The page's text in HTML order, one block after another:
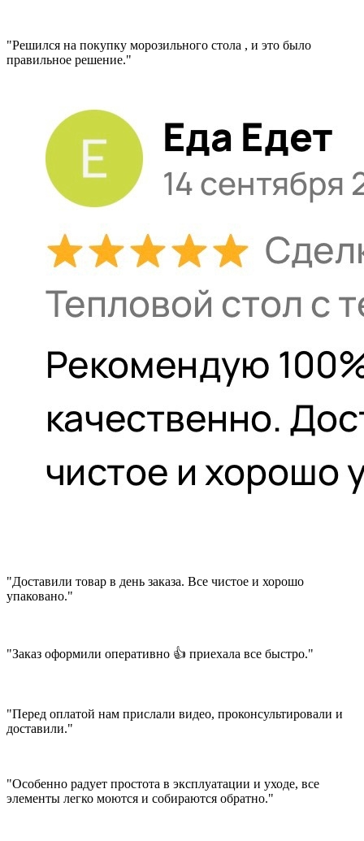
"Решился на покупку морозильного стола , и это было
правильное решение."
"Доставили товар в день заказа. Все чистое и хорошо
упаковано."
"Заказ оформили оперативно 👍 приехала все быстро."
"Перед оплатой нам прислали видео, проконсультировали и
доставили."
"Особенно радует простота в эксплуатации и уходе, все
элементы легко моются и собираются обратно."